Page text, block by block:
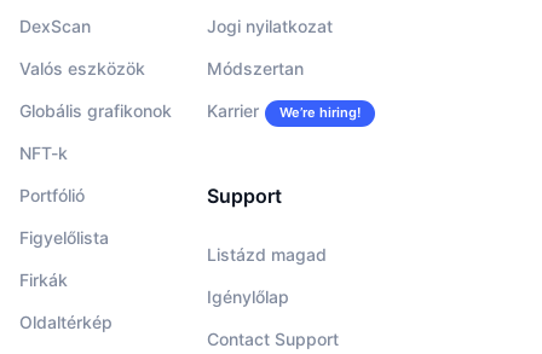
DexScan
Valós eszközök
Globális grafikonok
NFT-k
Portfólió
Figyelőlista
Firkák
Oldaltérkép
Jogi nyilatkozat
Módszertan
Karrier We’re hiring!
Support
Listázd magad
Igénylőlap
Contact Support